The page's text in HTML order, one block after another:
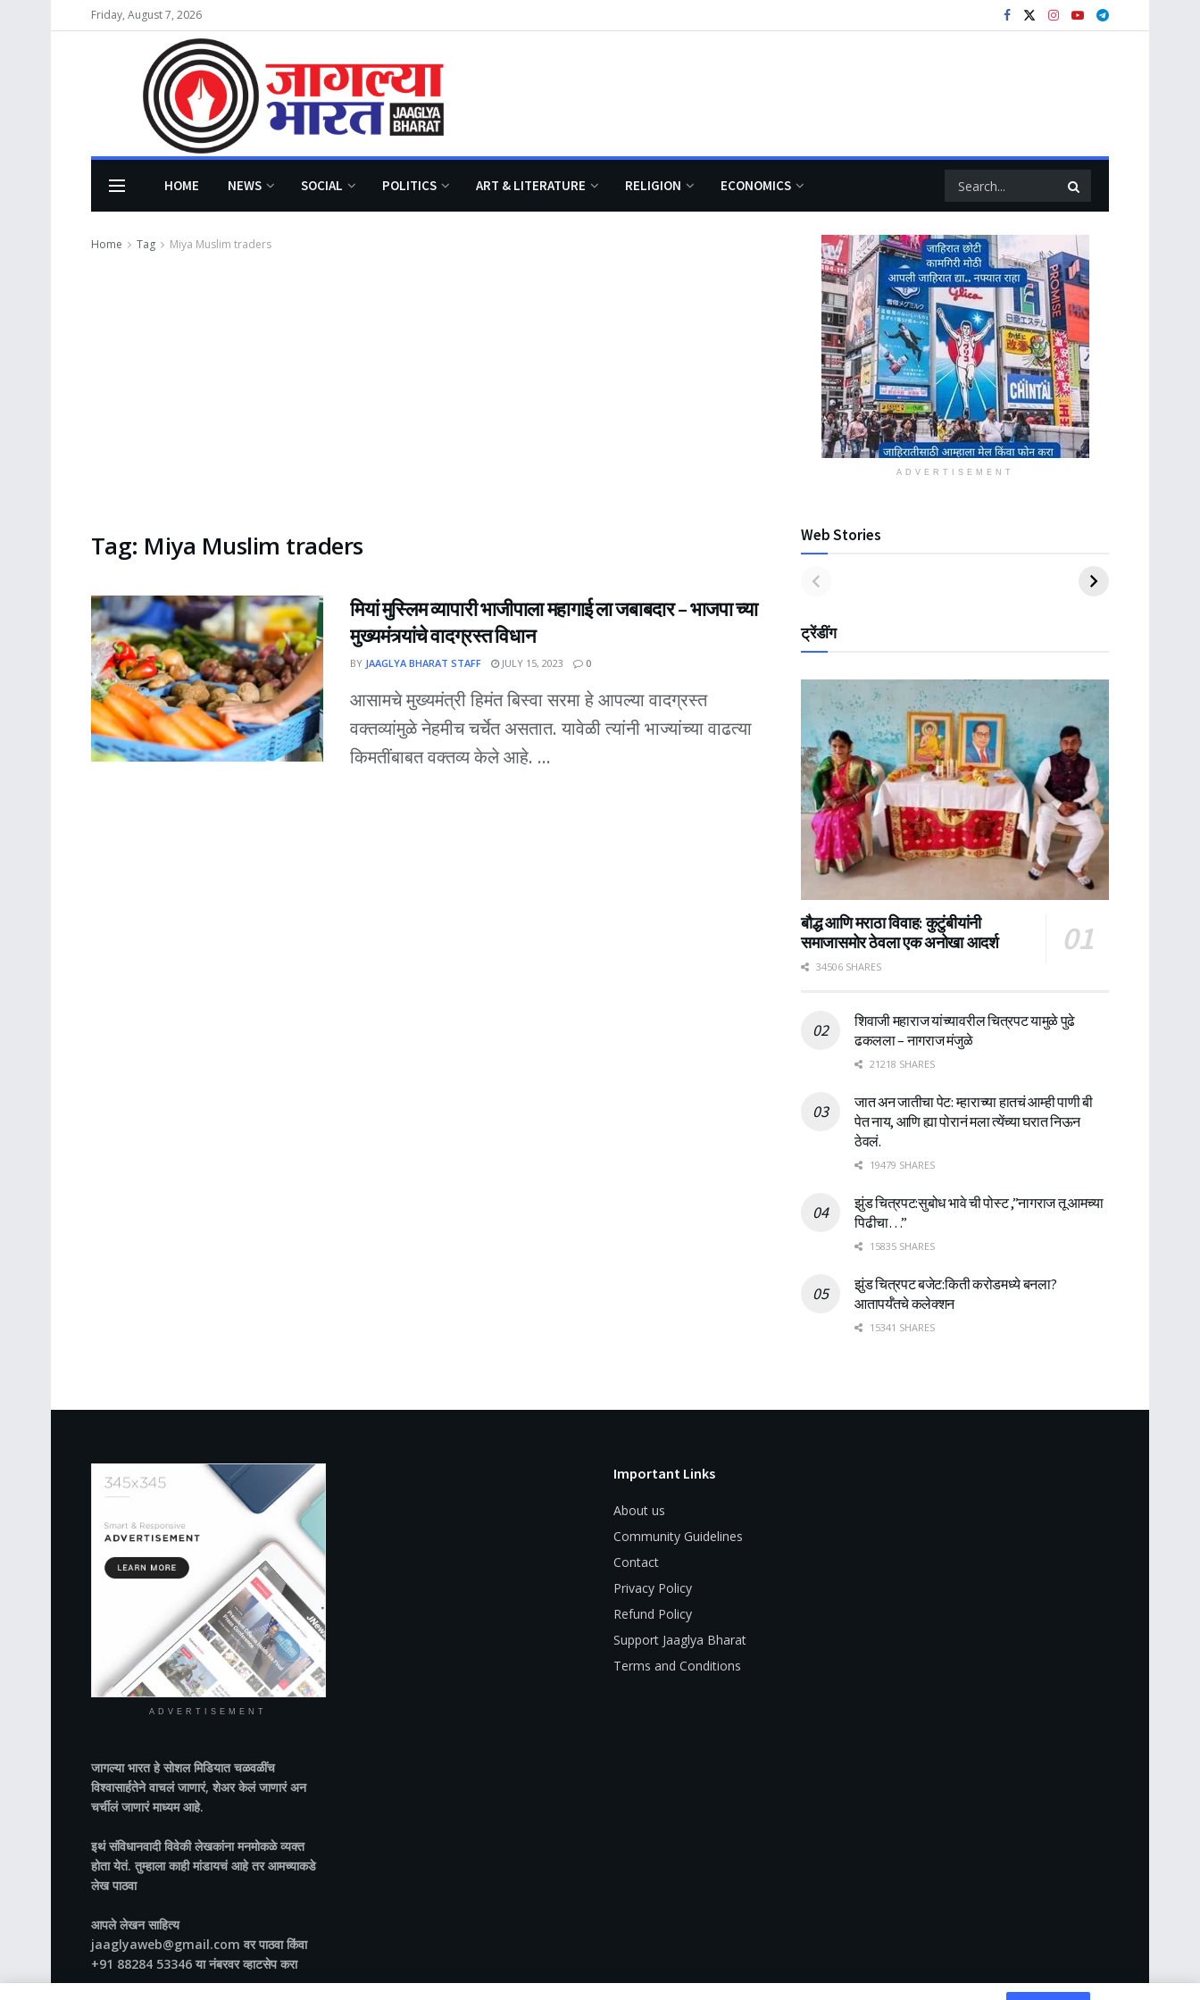
Friday, August 7, 2026
HOME NEWS SOCIAL POLITICS ART & LITERATURE RELIGION ECONOMICS
Home Tag Miya Muslim traders
Tag: Miya Muslim traders
मियां मुस्लिम व्यापारी भाजीपाला महागाई ला जबाबदार – भाजपा च्या
मुख्यमंत्र्यांचे वादग्रस्त विधान
BY JAAGLYA BHARAT STAFF JULY 15, 2023 0
आसामचे मुख्यमंत्री हिमंत बिस्वा सरमा हे आपल्या वादग्रस्त
वक्तव्यांमुळे नेहमीच चर्चेत असतात. यावेळी त्यांनी भाज्यांच्या वाढत्या
किमतींबाबत वक्तव्य केले आहे. ...
ADVERTISEMENT
Web Stories
ट्रेंडींग
बौद्ध आणि मराठा विवाह: कुटुंबीयांनी
समाजासमोर ठेवला एक अनोखा आदर्श
34506 SHARES
शिवाजी महाराज यांच्यावरील चित्रपट यामुळे पुढे
ढकलला – नागराज मंजुळे
21218 SHARES
जात अन जातीचा पेट: म्हाराच्या हातचं आम्ही पाणी बी
पेत नाय, आणि ह्या पोरानं मला त्येंच्या घरात निऊन
ठेवलं.
19479 SHARES
झुंड चित्रपट:सुबोध भावे ची पोस्ट ,”नागराज तू आमच्या
पिढीचा…”
15835 SHARES
झुंड चित्रपट बजेट:किती करोडमध्ये बनला?
आतापर्यँतचे कलेक्शन
15341 SHARES
ADVERTISEMENT
जागल्या भारतहे सोशल मिडियात चळवळींच
विश्वासार्हतेने वाचलं जाणारं, शेअर केलं जाणारं अन
चर्चीलं जाणारं माध्यम आहे.
इथं संविधानवादी विवेकी लेखकांना मनमोकळे व्यक्त
होता येतं. तुम्हाला काही मांडायचं आहे तर आमच्याकडे
लेख पाठवा
आपले लेखन साहित्य
jaaglyaweb@gmail.com वर पाठवा किंवा
+91 88284 53346 या नंबरवर व्हाटसेप करा
Important Links
About us
Community Guidelines
Contact
Privacy Policy
Refund Policy
Support Jaaglya Bharat
Terms and Conditions